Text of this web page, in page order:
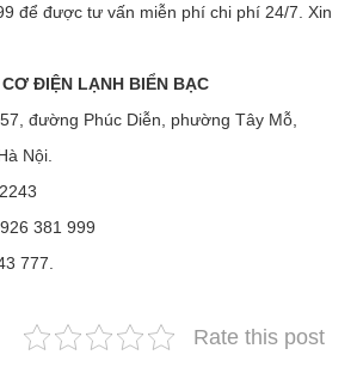
để được tư vấn miễn phí chi phí 24/7. Xin
ĐIỆN LẠNH BIỂN BẠC
đường Phúc Diễn, phường Tây Mỗ,
Nội.
381 999
777.
Rate this post